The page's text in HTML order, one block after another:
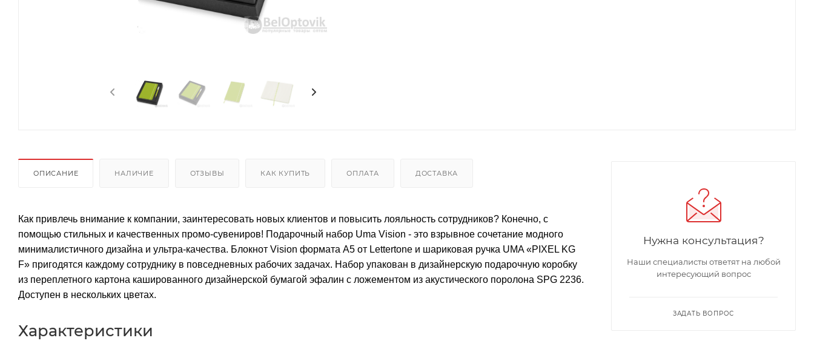
ОПИСАНИЕ НАЛИЧИЕ ОТЗЫВЫ КАК КУПИТЬ ОПЛАТА ДОСТАВКА
Как привлечь внимание к компании, заинтересовать новых клиентов и повысить лояльность сотрудников? Конечно, с
помощью стильных и качественных промо-сувениров! Подарочный набор Uma Vision - это взрывное сочетание модного
минималистичного дизайна и ультра-качества. Блокнот Vision формата А5 от Lettertone и шариковая ручка UMA «PIXEL KG
F» пригодятся каждому сотруднику в повседневных рабочих задачах. Набор упакован в дизайнерскую подарочную коробку
из переплетного картона кашированного дизайнерской бумагой эфалин с ложементом из акустического поролона SPG 2236.
Доступен в нескольких цветах.
Характеристики
Нужна консультация?
Наши специалисты ответят на любой
интересующий вопрос
ЗАДАТЬ ВОПРОС